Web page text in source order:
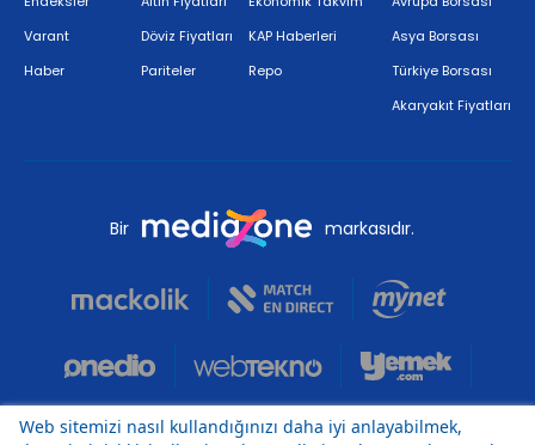
Varant
Haber
Döviz Fiyatları
Pariteler
KAP Haberleri
Repo
Asya Borsası
Türkiye Borsası
Akaryakıt Fiyatları
Bir markasıdır.